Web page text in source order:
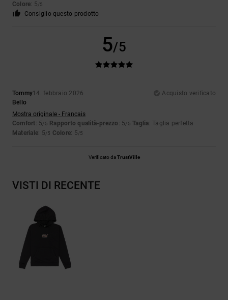
Colore: 5/5
Consiglio questo prodotto
5/5
Tommy14. febbraio 2026
Acquisto verificato
Bello
Mostra originale - Français
Comfort: 5/5 Rapporto qualità-prezzo : 5/5 Taglia: Taglia perfetta
Materiale: 5/5 Colore: 5/5
Verificato daTrustVille
VISTI DI RECENTE